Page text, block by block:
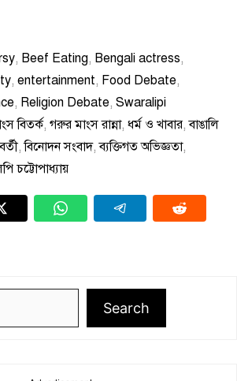
, Beef Eating, Bengali actress,
, entertainment, Food Debate,
, Religion Debate, Swaralipi
বিতর্ক, গরুর মাংস রান্না, ধর্ম ও খাবার,বাঙালি
,বিনোদন সংবাদ,ব্যক্তিগত অভিজ্ঞতা,
চট্টোপাধ্যায়
Search